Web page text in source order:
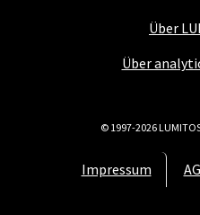
Über
Über
Impressum
© 1997-2026